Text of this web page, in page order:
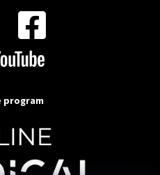
program